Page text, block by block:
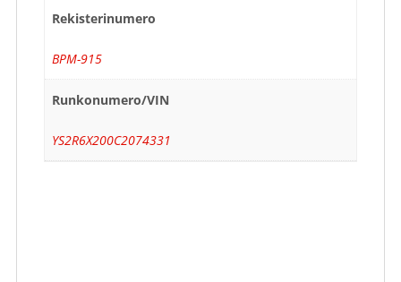
Rekisterinumero
BPM-915
Runkonumero/VIN
YS2R6X200C2074331